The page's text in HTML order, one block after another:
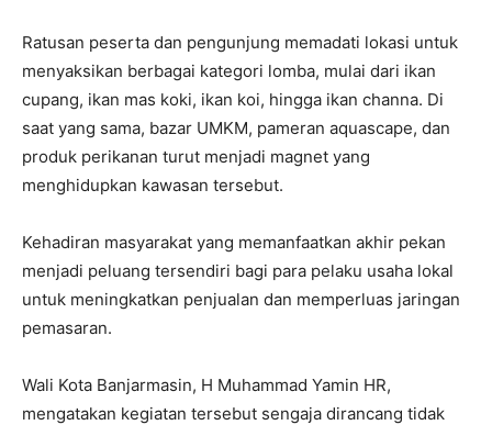
Ratusan peserta dan pengunjung memadati lokasi untuk
menyaksikan berbagai kategori lomba, mulai dari ikan
cupang, ikan mas koki, ikan koi, hingga ikan channa. Di
saat yang sama, bazar UMKM, pameran aquascape, dan
produk perikanan turut menjadi magnet yang
menghidupkan kawasan tersebut.
Kehadiran masyarakat yang memanfaatkan akhir pekan
menjadi peluang tersendiri bagi para pelaku usaha lokal
untuk meningkatkan penjualan dan memperluas jaringan
pemasaran.
Wali Kota Banjarmasin, H Muhammad Yamin HR,
mengatakan kegiatan tersebut sengaja dirancang tidak